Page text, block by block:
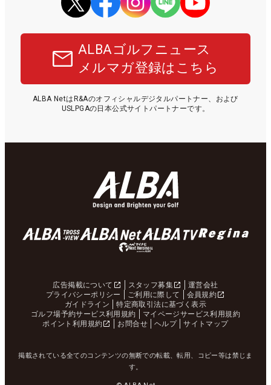
ALBAゴルフニュース
メルマガ登録はこちら
ALBA NetはR&Aのオフィシャルデジタルパートナー、および
USLPGAの日本公式サイトパートナーです。
広告掲載について スタッフ募集
運営会社
プライバシーポリシー
ご利用に際して
会員規約
ガイドライン
特定商取引法に基づく表示
ゴルフ場予約サービス利用規約
マイページサービス利用規約
ポイント利用規約
お問合せ ヘルプ サイトマップ
掲載されている全てのコンテンツの無断での転載、転用、コピー等は禁じま
す。